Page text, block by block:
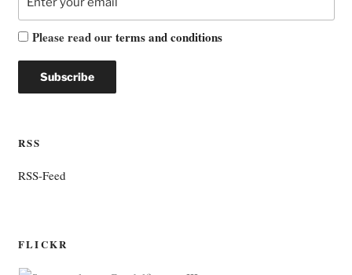
Please read ourterms and conditions
RSS
RSS-Feed
FLICKR